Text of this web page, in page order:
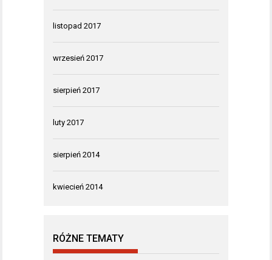
listopad 2017
wrzesień 2017
sierpień 2017
luty 2017
sierpień 2014
kwiecień 2014
RÓŻNE TEMATY